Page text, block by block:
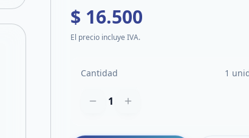
$ 16.500
El precio incluye IVA.
Cantidad 1
1